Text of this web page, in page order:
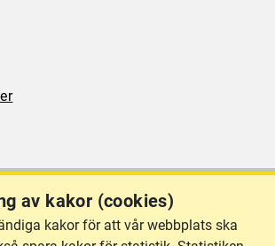
av kakor (cookies)
kakor för att vår webbplats ska